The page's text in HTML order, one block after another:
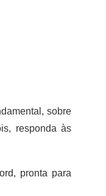
sobre
responda às
pronta para